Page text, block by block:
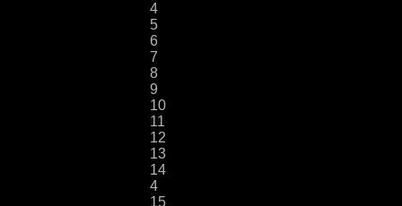
4
5
6
7
8
9
10
11
12
13
14
4
15